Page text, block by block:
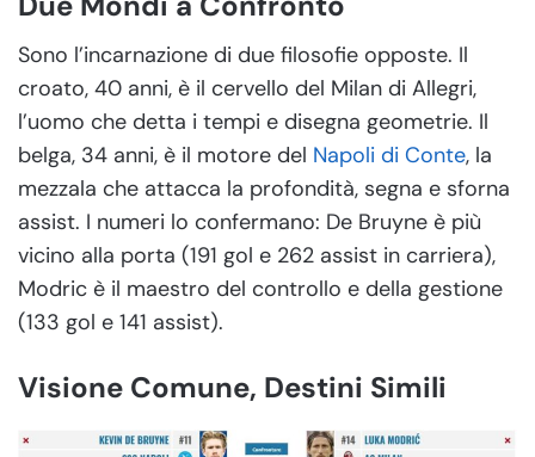
Sono l’incarnazione di due filosofie opposte. Il
croato, 40 anni, è il cervello del Milan di Allegri,
l’uomo che detta i tempi e disegna geometrie. Il
belga, 34 anni, è il motore del Napoli di Conte, la
mezzala che attacca la profondità, segna e sforna
assist. I numeri lo confermano: De Bruyne è più
vicino alla porta (191 gol e 262 assist in carriera),
Modric è il maestro del controllo e della gestione
(133 gol e 141 assist).
Visione Comune, Destini Simili